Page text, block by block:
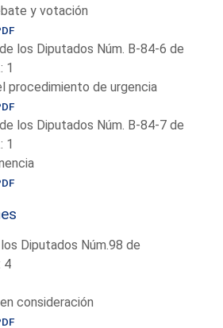
y votación
los Diputados Núm. B-84-6 de
1
procedimiento de urgencia
los Diputados Núm. B-84-7 de
1
Diputados Núm.98 de
4
consideración